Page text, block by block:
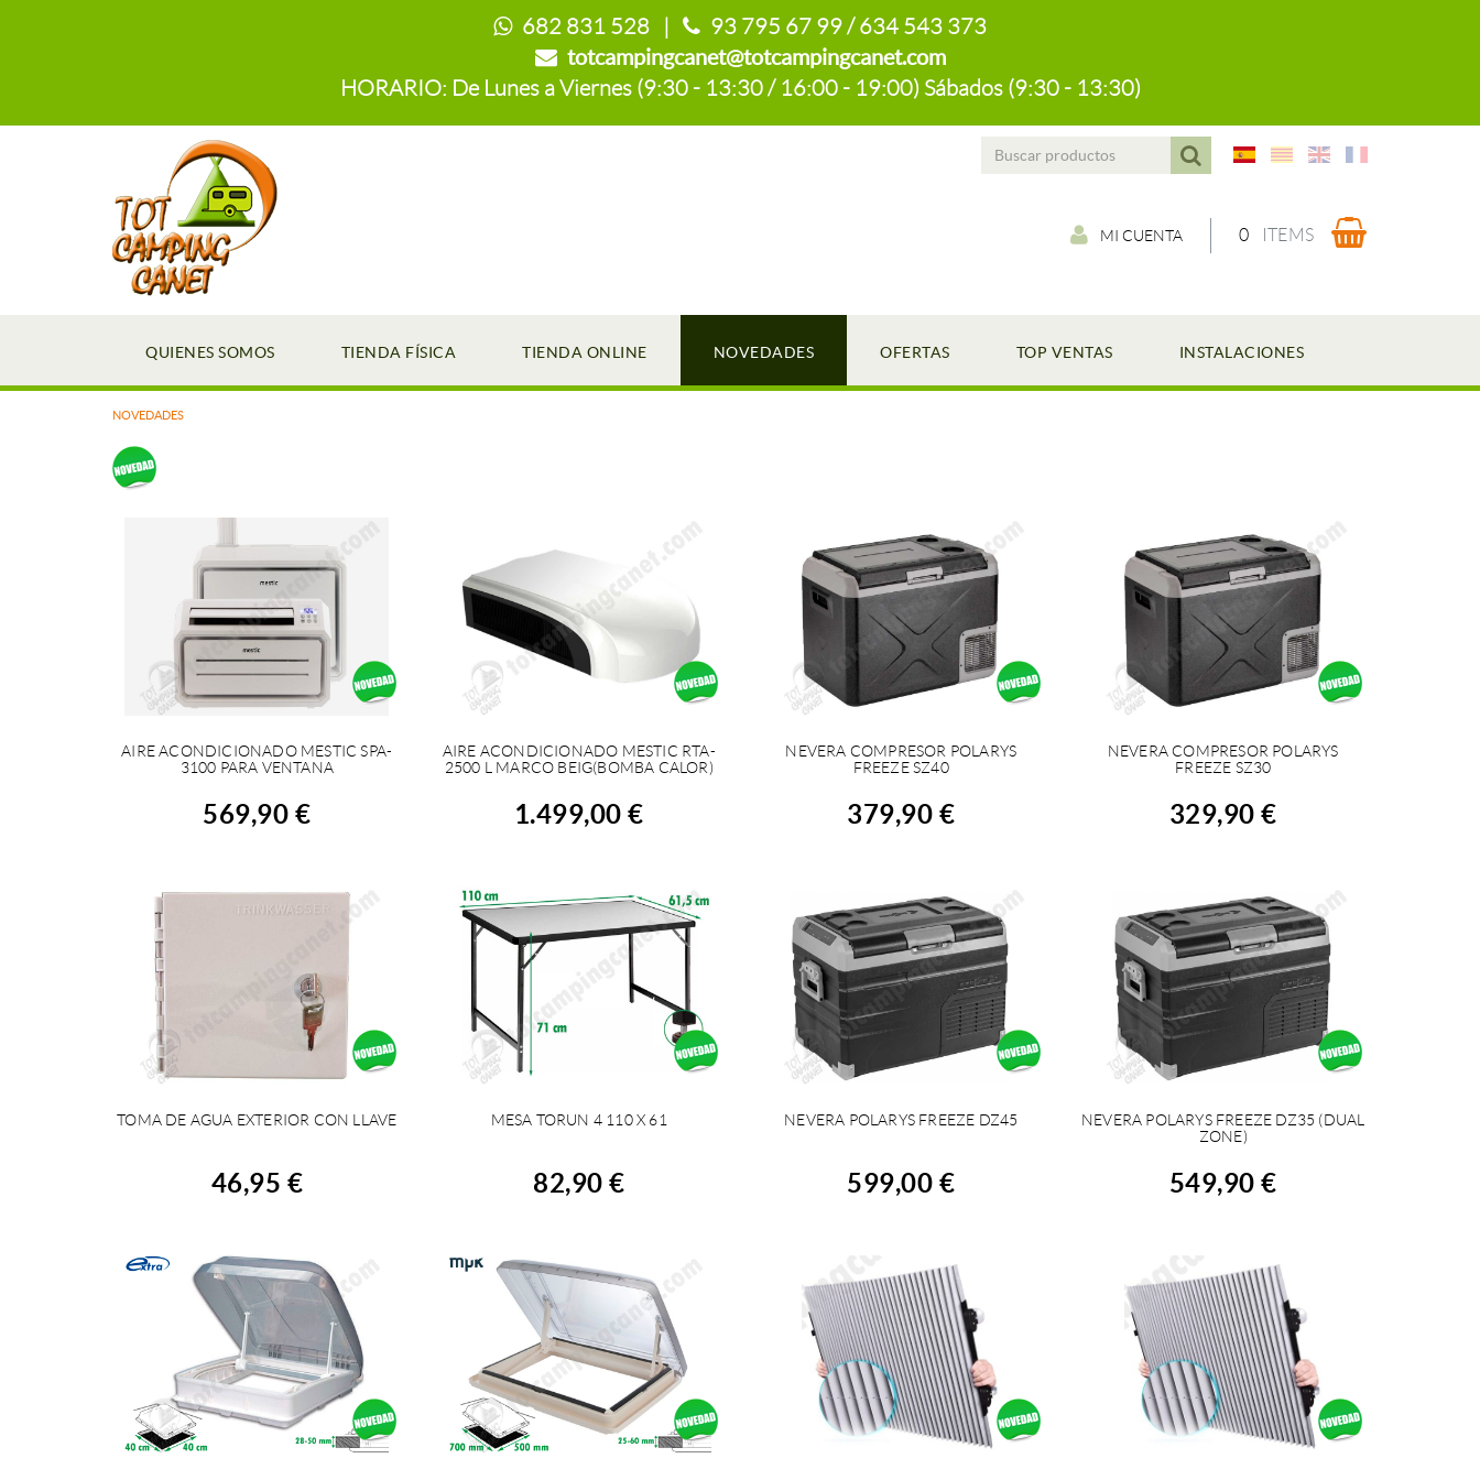
682 831 528 |
93 795 67 99 / 634 543 373
totcampingcanet@totcampingcanet.com
HORARIO: De Lunes a Viernes (9:30 - 13:30 / 16:00 - 19:00) Sábados (9:30 - 13:30)
MI CUENTA 0 ITEMS
QUIENES SOMOS TIENDA FÍSICA TIENDA ONLINE NOVEDADES OFERTAS TOP VENTAS INSTALACIONES
NOVEDADES
COMPRAR
AIRE ACONDICIONADO MESTIC SPA-
3100 PARA VENTANA
569,90 €
COMPRAR
AIRE ACONDICIONADO MESTIC RTA-
2500 L MARCO BEIG(BOMBA CALOR)
1.499,00 €
COMPRAR
NEVERA COMPRESOR POLARYS
FREEZE SZ40
379,90 €
COMPRAR
NEVERA COMPRESOR POLARYS
FREEZE SZ30
329,90 €
COMPRAR
TOMA DE AGUA EXTERIOR CON LLAVE
46,95 €
COMPRAR
MESA TORUN 4 110 X 61
82,90 €
COMPRAR
NEVERA POLARYS FREEZE DZ45
599,00 €
COMPRAR
NEVERA POLARYS FREEZE DZ35 (DUAL
ZONE)
549,90 €